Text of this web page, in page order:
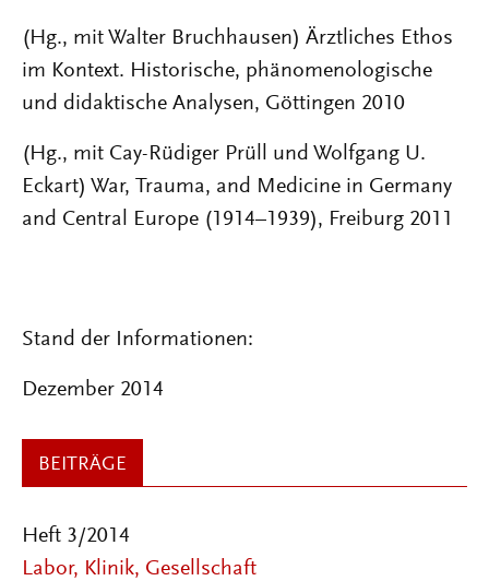
(Hg., mit Walter Bruchhausen) Ärztliches Ethos
im Kontext. Historische, phänomenologische
und didaktische Analysen, Göttingen 2010
(Hg., mit Cay-Rüdiger Prüll und Wolfgang U.
Eckart) War, Trauma, and Medicine in Germany
and Central Europe (1914–1939), Freiburg 2011
Stand der Informationen:
Dezember 2014
BEITRÄGE
Heft 3/2014
Labor, Klinik, Gesellschaft